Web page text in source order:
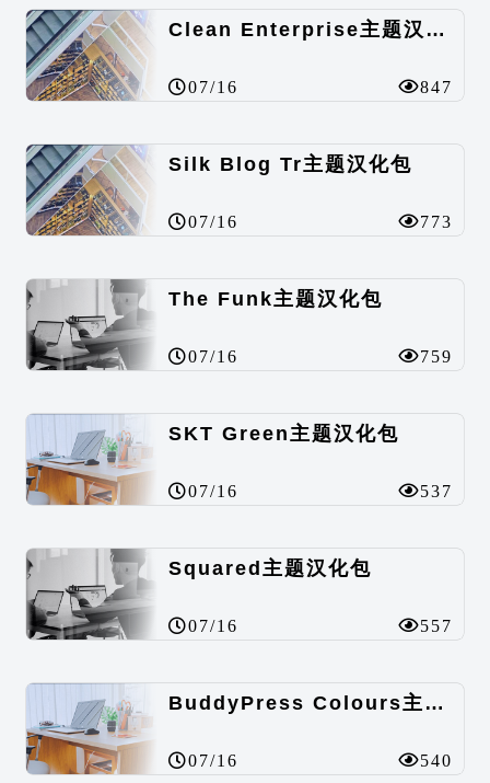
Clean Enterprise主题汉化包
07/16 847
Silk Blog Tr主题汉化包
07/16 773
The Funk主题汉化包
07/16 759
SKT Green主题汉化包
07/16 537
Squared主题汉化包
07/16 557
BuddyPress Colours主题汉化包
07/16 540